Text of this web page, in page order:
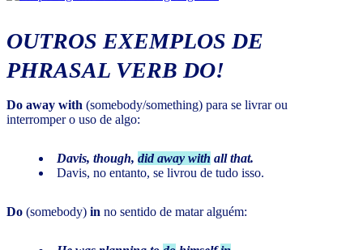
OUTROS EXEMPLOS DE
PHRASAL VERB DO!
Do away with (somebody/something) para se livrar ou
interromper o uso de algo:
Davis, though, did away with all that.
Davis, no entanto, se livrou de tudo isso.
Do (somebody) in no sentido de matar alguém: